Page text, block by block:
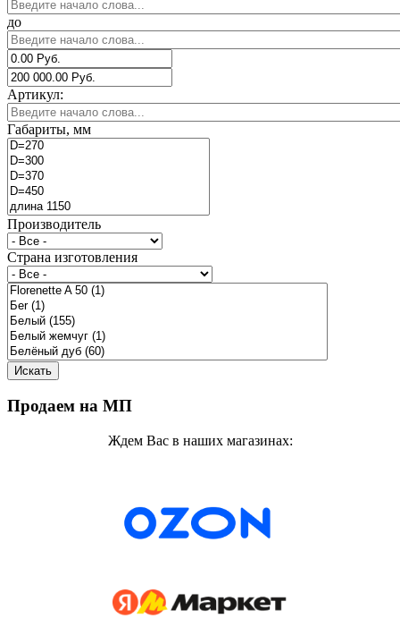
до
Артикул:
Габариты, мм
Производитель
Страна изготовления
Продаем на МП
Ждем Вас в наших магазинах: